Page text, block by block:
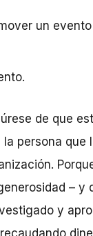
un
de que
persona que
– y
y